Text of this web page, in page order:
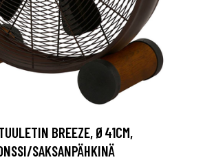
BREEZE, Ø41CM,
SAKSANPÄHKINÄ